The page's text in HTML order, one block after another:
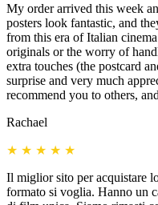
My order arrived this week
posters look fantastic, and
from this era of Italian
originals or the worry of
extra touches (the postcard
surprise and very much
recommend you to others,
Rachael
★ ★ ★ ★ ★
Il miglior sito per acquistare
formato si voglia. Hanno un